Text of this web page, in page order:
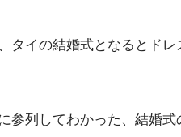
タイの結婚式となるとド
参列してわかった、結婚式